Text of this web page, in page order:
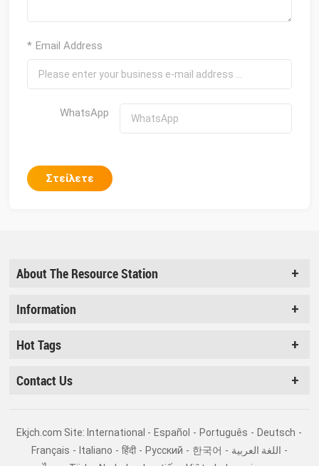
* Email Address
WhatsApp
Στείλετε
About The Resource Station
Information
Hot Tags
Contact Us
Ekjch.com Site: International - Español - Português - Deutsch -
Français - Italiano - हिंदी - Pусский - 한국어 - اللغة العربية -